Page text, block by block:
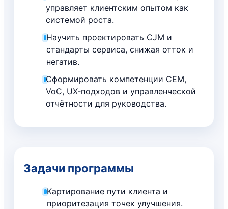
управляет клиентским опытом как
системой роста.
Научить проектировать CJM и
стандарты сервиса, снижая отток и
негатив.
Сформировать компетенции CEM,
VoC, UX‑подходов и управленческой
отчётности для руководства.
Задачи программы
Картирование пути клиента и
приоритезация точек улучшения.